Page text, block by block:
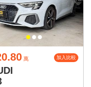
萬 加入比較